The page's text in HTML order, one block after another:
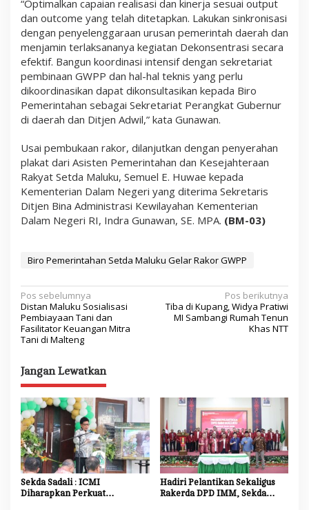
“Optimalkan capaian realisasi dan kinerja sesuai output
dan outcome yang telah ditetapkan. Lakukan sinkronisasi
dengan penyelenggaraan urusan pemerintah daerah dan
menjamin terlaksananya kegiatan Dekonsentrasi secara
efektif. Bangun koordinasi intensif dengan sekretariat
pembinaan GWPP dan hal-hal teknis yang perlu
dikoordinasikan dapat dikonsultasikan kepada Biro
Pemerintahan sebagai Sekretariat Perangkat Gubernur
di daerah dan Ditjen Adwil,” kata Gunawan.
Usai pembukaan rakor, dilanjutkan dengan penyerahan
plakat dari Asisten Pemerintahan dan Kesejahteraan
Rakyat Setda Maluku, Semuel E. Huwae kepada
Kementerian Dalam Negeri yang diterima Sekretaris
Ditjen Bina Administrasi Kewilayahan Kementerian
Dalam Negeri RI, Indra Gunawan, SE. MPA. (BM-03)
Biro Pemerintahan Setda Maluku Gelar Rakor GWPP
N
a
v
g
a
s
i
p
o
s
Pos sebelumnya
Distan Maluku Sosialisasi
Pembiayaan Tani dan
Fasilitator Keuangan Mitra
Tani di Malteng
Pos berikutnya
Tiba di Kupang, Widya Pratiwi
MI Sambangi Rumah Tenun
Khas NTT
Jangan Lewatkan
Sekda Sadali : ICMI
Diharapkan Perkuat
Hadiri Pelantikan Sekaligus
Rakerda DPD IMM, Sekda